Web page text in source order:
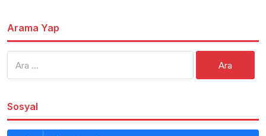
Arama Yap
Sosyal